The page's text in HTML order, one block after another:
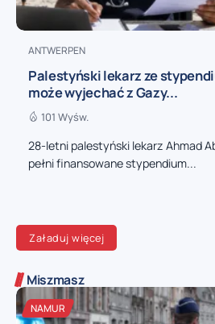
Miszmasz
NAMUR
ANTWERPEN
Palestyński lekarz ze
może wyjechać z Gazy...
101 Wyśw.
28-letni palestyński lekarz Ahmad
pełni finansowane stypendium...
Załaduj więcej